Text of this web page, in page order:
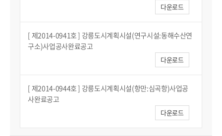
다운로드
[ 제2014-0941호 ] 강릉도시계획시설(연구시설:동해수산연
구소)사업공사완료공고
다운로드
[ 제2014-0944호 ] 강릉도시계획시설(항만:심곡항)사업공
사완료공고
다운로드